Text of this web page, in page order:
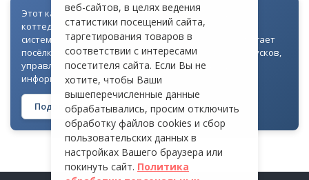
Этот каталог создан как часть цифровой экосистемы
коттеджных посёлков: для всех объектов доступна
система контроля доступа через Telegram. Она помогает
посёлкам автоматизировать выдачу гостевых пропусков,
управлять доступом на территорию и оперативно
информировать жителей
Подробнее о технологии →
веб-сайтов, в целях ведения
статистики посещений сайта,
таргетирования товаров в
соответствии с интересами
посетителя сайта. Если Вы не
хотите, чтобы Ваши
вышеперечисленные данные
обрабатывались, просим отключить
обработку файлов cookies и сбор
пользовательских данных в
настройках Вашего браузера или
покинуть сайт. Политика